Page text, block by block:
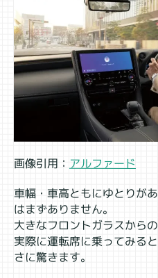
画像引用： アルファード
車幅・車高ともにゆとりが
はまずありません。
大きなフロントガラスからの
実際に運転席に乗ってみる
さに驚きます。